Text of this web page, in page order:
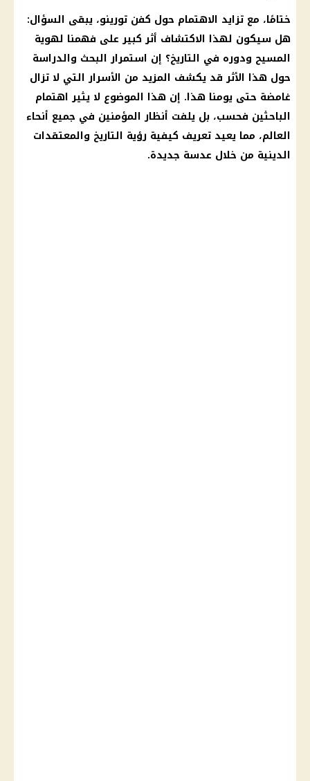
ختامًا، مع تزايد الاهتمام حول كفن تورينو، يبقى السؤال:
هل سيكون لهذا الاكتشاف أثر كبير على فهمنا لهوية
المسيح ودوره في التاريخ؟ إن استمرار البحث والدراسة
حول هذا الأثر قد يكشف المزيد من الأسرار التي لا تزال
غامضة حتى يومنا هذا. إن هذا الموضوع لا يثير اهتمام
الباحثين فحسب، بل يلفت أنظار المؤمنين في جميع أنحاء
العالم، مما يعيد تعريف كيفية رؤية التاريخ والمعتقدات
الدينية من خلال عدسة جديدة.